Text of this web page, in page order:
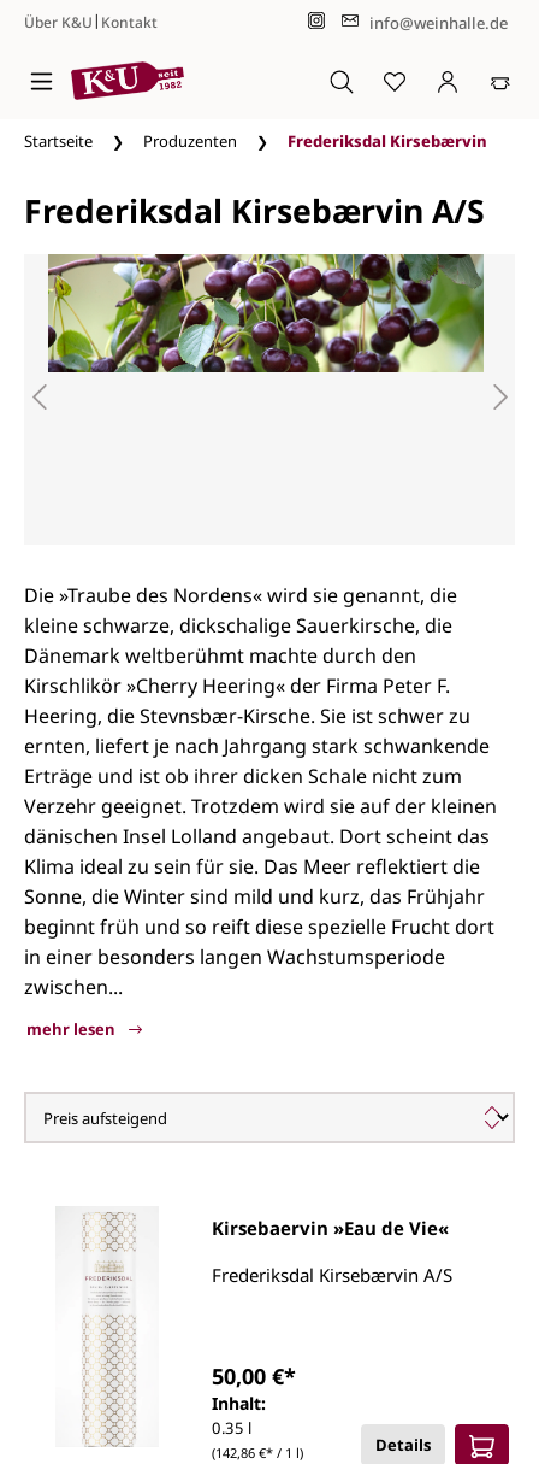
Zum Hauptinhalt springen
Über K&U| Kontakt info@weinhalle.de
Startseite Produzenten Frederiksdal Kirsebærvin
Frederiksdal Kirsebærvin A/S
Die »Traube des Nordens« wird sie genannt, die
kleine schwarze, dickschalige Sauerkirsche, die
Dänemark weltberühmt machte durch den
Kirschlikör »Cherry Heering« der Firma Peter F.
Heering, die Stevnsbær-Kirsche. Sie ist schwer zu
ernten, liefert je nach Jahrgang stark schwankende
Erträge und ist ob ihrer dicken Schale nicht zum
Verzehr geeignet. Trotzdem wird sie auf der kleinen
dänischen Insel Lolland angebaut. Dort scheint das
Klima ideal zu sein für sie. Das Meer reflektiert die
Sonne, die Winter sind mild und kurz, das Frühjahr
beginnt früh und so reift diese spezielle Frucht dort
in einer besonders langen Wachstumsperiode
zwischen...
mehr lesen
Frederiksdal Kirsebærvin
Kirsebaervin »Eau de Vie«
Frederiksdal Kirsebærvin A/S
Inhalt:
0.35 l
(142,86 €* / 1 l)
50,00 €*
Details